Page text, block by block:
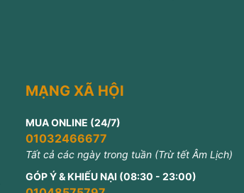
MẠNG XÃ HỘI
MUA ONLINE (24/7)
01032466677
Tất cả các ngày trong tuần (Trừ tết Âm Lịch)
GÓP Ý & KHIẾU NẠI (08:30 - 23:00)